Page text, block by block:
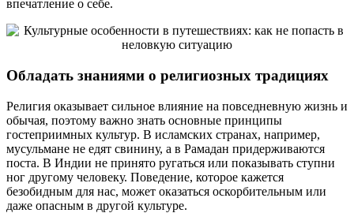
впечатление о себе.
Обладать знаниями о религиозных традициях
Религия оказывает сильное влияние на повседневную жизнь и
обычая, поэтому важно знать основные принципы
гостеприимных культур. В исламских странах, например,
мусульмане не едят свинину, а в Рамадан придерживаются
поста. В Индии не принято ругаться или показывать ступни
ног другому человеку. Поведение, которое кажется
безобидным для нас, может оказаться оскорбительным или
даже опасным в другой культуре.